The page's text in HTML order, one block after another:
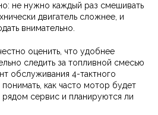
не нужно каждый раз смешивать
двигатель сложнее, и
внимательно.
оценить, что удобнее
следить за топливной смесью
обслуживания 4-тактного
как часто мотор будет
рядом сервис и планируются ли